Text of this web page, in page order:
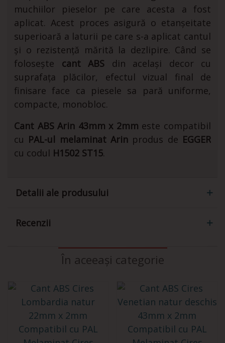
muchiilor pieselor pe care acesta a fost
aplicat. Acest proces asigură o etanșeitate
superioară a laturii pe care s-a aplicat cantul
și o rezistență mărită la dezlipire. Când se
folosește cant ABS din același decor cu
suprafața plăcilor, efectul vizual final de
finisare face ca piesele sa pară uniforme,
compacte, monobloc.
Cant ABS Arin 43mm x 2mm este compatibil
cu PAL-ul melaminat Arin produs de EGGER
cu codul H1502 ST15.
Detalii ale produsului
Recenzii
În aceeași categorie